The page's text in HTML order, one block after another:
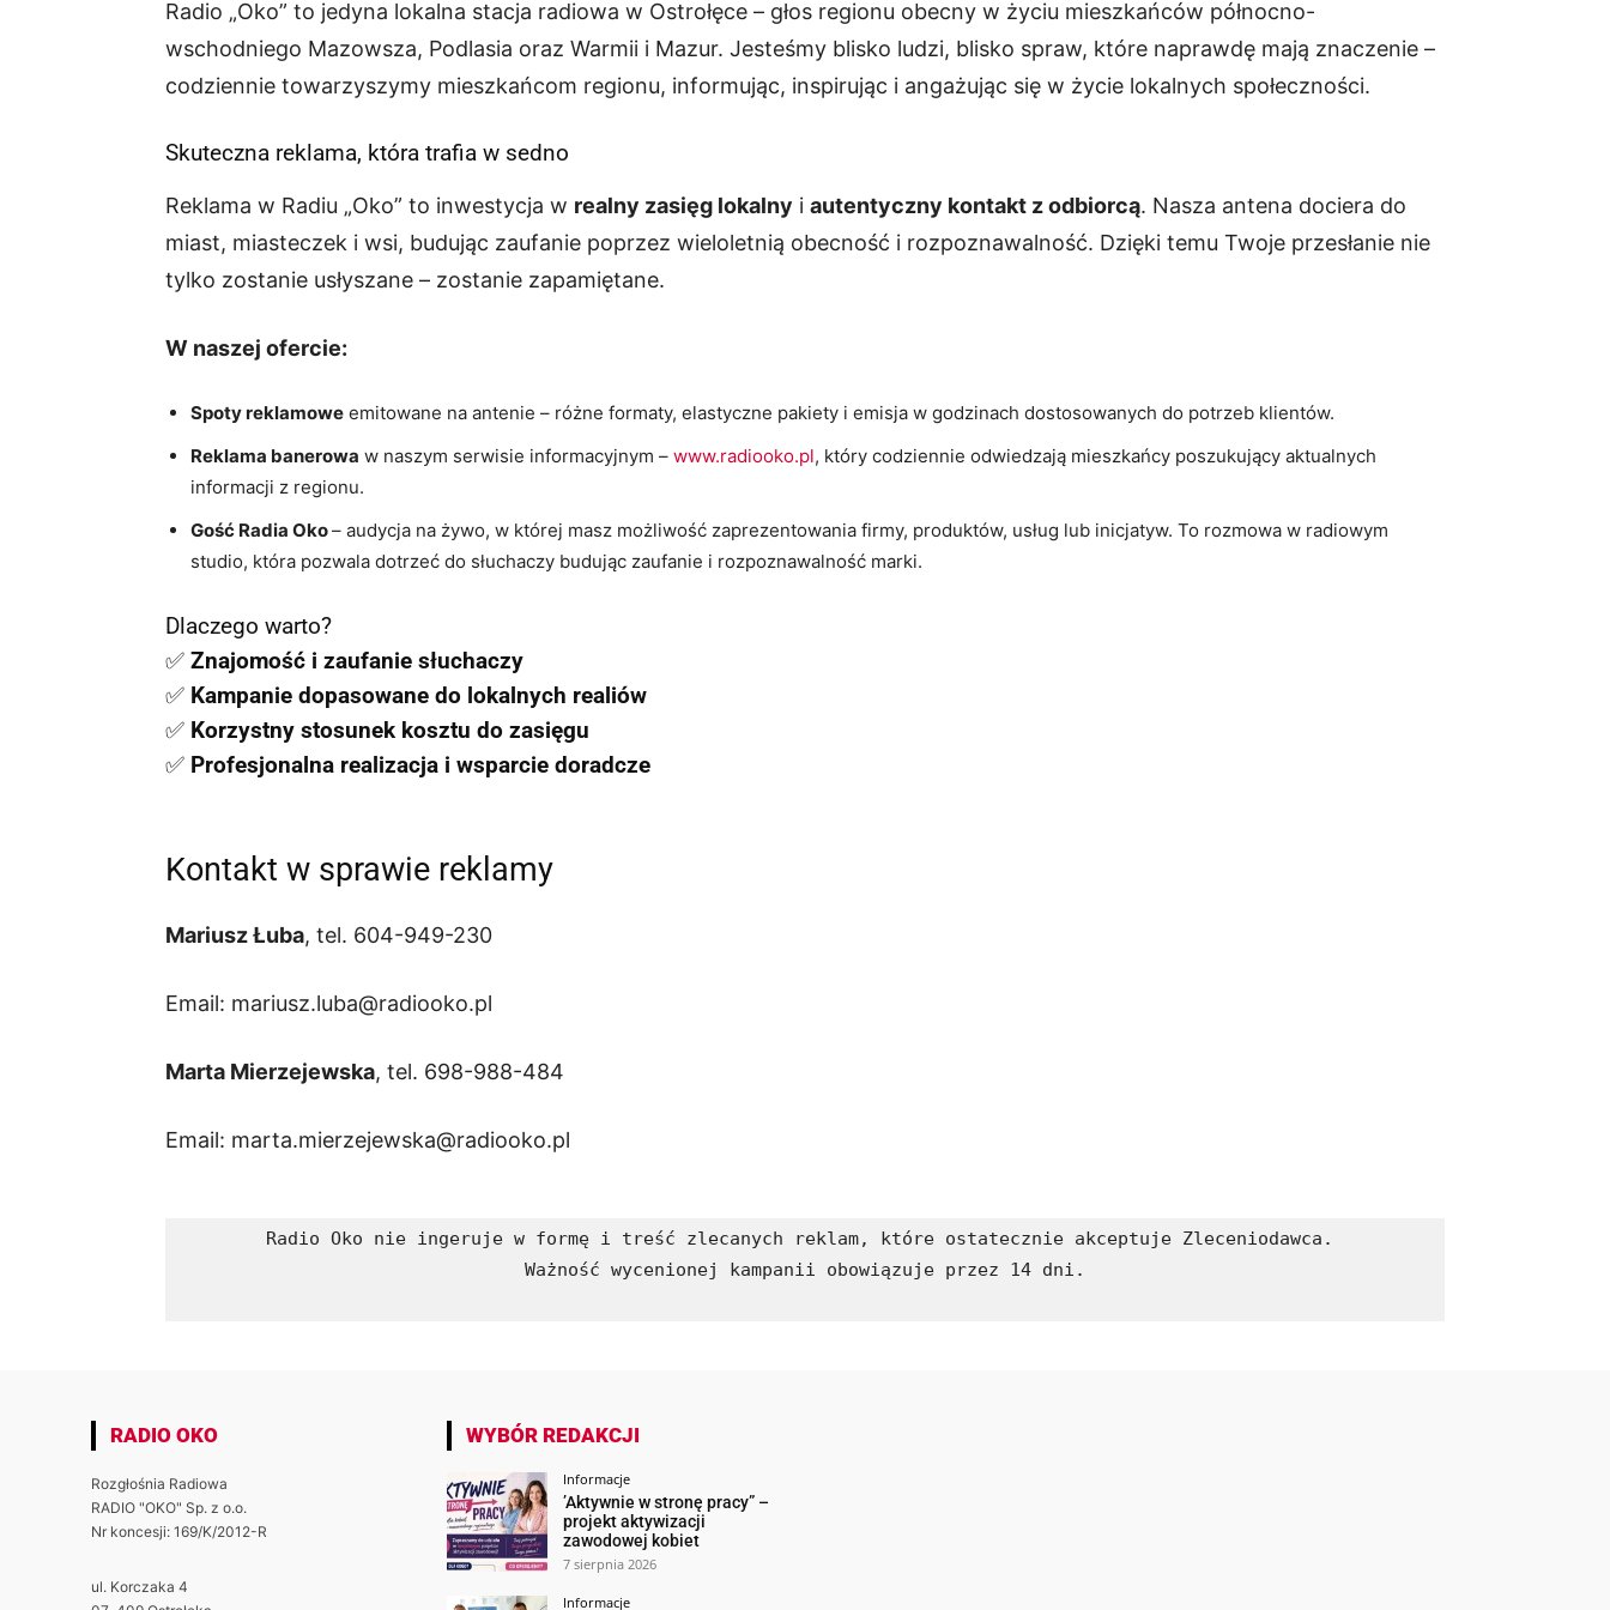
Radio „Oko” to jedyna lokalna stacja radiowa w Ostrołęce – głos regionu obecny w życiu mieszkańców północno-
wschodniego Mazowsza, Podlasia oraz Warmii i Mazur. Jesteśmy blisko ludzi, blisko spraw, które naprawdę mają znaczenie –
codziennie towarzyszymy mieszkańcom regionu, informując, inspirując i angażując się w życie lokalnych społeczności.
Skuteczna reklama, która trafia w sedno
Reklama w Radiu „Oko” to inwestycja w realny zasięg lokalny i autentyczny kontakt z odbiorcą. Nasza antena dociera do
miast, miasteczek i wsi, budując zaufanie poprzez wieloletnią obecność i rozpoznawalność. Dzięki temu Twoje przesłanie nie
tylko zostanie usłyszane – zostanie zapamiętane.
W naszej ofercie:
Spoty reklamowe emitowane na antenie – różne formaty, elastyczne pakiety i emisja w godzinach dostosowanych do potrzeb klientów.
Reklama banerowa w naszym serwisie informacyjnym – www.radiooko.pl, który codziennie odwiedzają mieszkańcy poszukujący aktualnych
informacji z regionu.
Gość Radia Oko– audycja na żywo, w której masz możliwość zaprezentowania firmy, produktów, usług lub inicjatyw. To rozmowa w radiowym
studio, która pozwala dotrzeć do słuchaczy budując zaufanie i rozpoznawalność marki.
Dlaczego warto?
✅ Znajomość i zaufanie słuchaczy
✅ Kampanie dopasowane do lokalnych realiów
✅ Korzystny stosunek kosztu do zasięgu
✅ Profesjonalna realizacja i wsparcie doradcze
Kontakt w sprawie reklamy
Mariusz Łuba, tel. 604-949-230
Email: mariusz.luba@radiooko.pl
Marta Mierzejewska, tel. 698-988-484
Email: marta.mierzejewska@radiooko.pl
Radio Oko nie ingeruje w formę i treść zlecanych reklam, które ostatecznie akceptuje Zleceniodawca.
Ważność wycenionej kampanii obowiązuje przez 14 dni.
RADIO OKO
Rozgłośnia Radiowa
RADIO "OKO" Sp. z o.o.
Nr koncesji: 169/K/2012-R
ul. Korczaka 4
WYBÓR REDAKCJI
Informacje
’Aktywnie w stronę pracy” –
projekt aktywizacji
zawodowej kobiet
7 sierpnia 2026
Informacje